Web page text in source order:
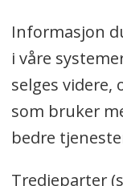
Informasjon
i våre
selges videre,
som bruker
bedre
Tredjeparter